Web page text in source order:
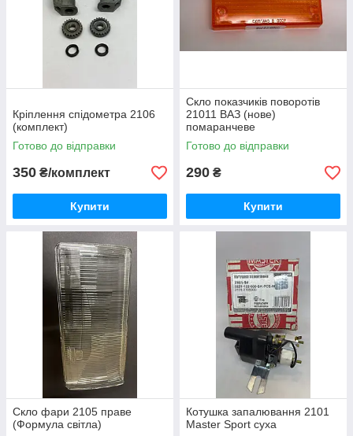
Кріплення спідометра 2106
(комплект)
Готово до відправки
350 ₴/комплект
Купити
Скло показчиків поворотів
21011 ВАЗ (нове)
помаранчеве
Готово до відправки
290 ₴
Купити
Скло фари 2105 праве
(Формула світла)
Котушка запалювання 2101
Master Sport суха